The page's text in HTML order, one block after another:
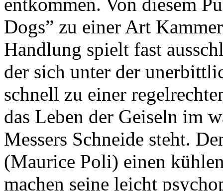
entkommen. Von diesem
Dogs” zu einer Art
Handlung spielt fast
der sich unter der
schnell zu einer
das Leben der Geiseln im
Messers Schneide steht.
(Maurice Poli) einen
machen seine leicht